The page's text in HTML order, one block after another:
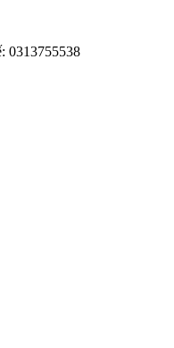
0313755538